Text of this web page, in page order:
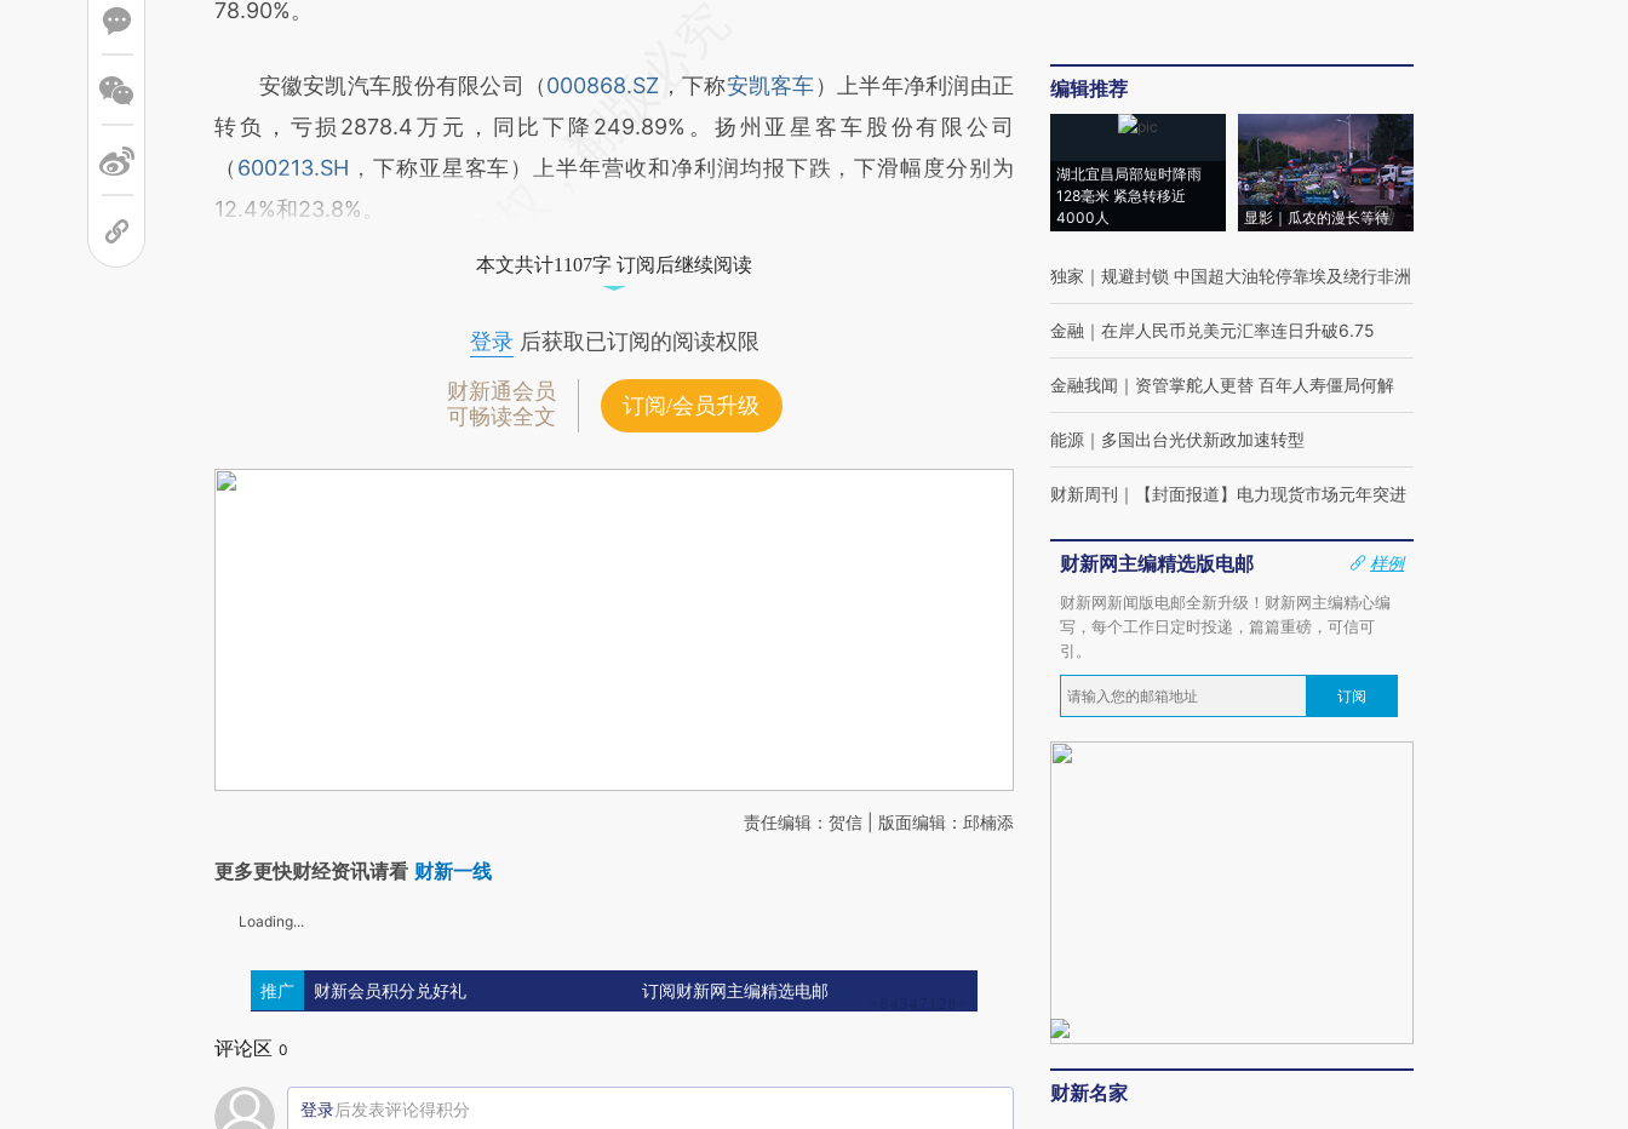
78.90%。
安徽安凯汽车股份有限公司（000868.SZ ，下称安凯客车）上半年净利润由正
转负，亏损2878.4万元，同比下降249.89%。扬州亚星客车股份有限公司
（ 600213.SH ，下称亚星客车）上半年营收和净利润均报下跌，下滑幅度分别为
12.4%和23.8%。
本文共计1107字 订阅后继续阅读
登录后获取已订阅的阅读权限
财新通会员
可畅读全文
订阅/会员升级
责任编辑：贺信 | 版面编辑：邱楠添
更多更快财经资讯请看 财新一线
Loading...
推广 财新会员积分兑好礼 订阅财新网主编精选电邮
评论区 0
登录后发表评论得积分
编辑推荐
湖北宜昌局部短时降雨
128毫米 紧急转移近
4000人
显影｜瓜农的漫长等待
独家 ｜ 规避封锁 中国超大油轮停靠埃及绕行非洲
金融 ｜ 在岸人民币兑美元汇率连日升破6.75
金融我闻 ｜ 资管掌舵人更替 百年人寿僵局何解
能源 ｜ 多国出台光伏新政加速转型
财新周刊 ｜ 【封面报道】电力现货市场元年突进
财新网主编精选版电邮
样例
财新网新闻版电邮全新升级！财新网主编精心编
写，每个工作日定时投递，篇篇重磅，可信可
引。
订阅
财新名家